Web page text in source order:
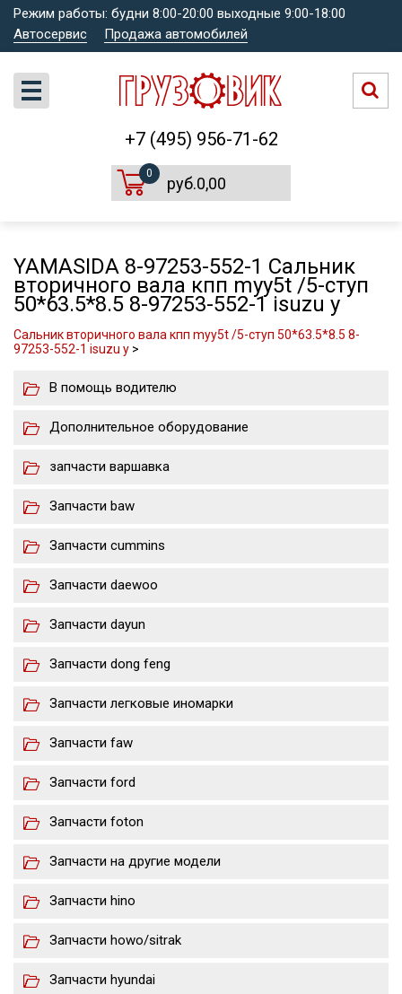
Режим работы: будни 8:00-20:00 выходные 9:00-18:00
Автосервис
Продажа автомобилей
+7 (495) 956-71-62
0
руб.0,00
YAMASIDA 8-97253-552-1 Сальник
вторичного вала кпп myy5t /5-ступ
50*63.5*8.5 8-97253-552-1 isuzu y
Сальник вторичного вала кпп myy5t /5-ступ 50*63.5*8.5 8-
97253-552-1 isuzu y >
В помощь водителю
Дополнительное оборудование
запчасти варшавка
Запчасти baw
Запчасти cummins
Запчасти daewoo
Запчасти dayun
Запчасти dong feng
Запчасти легковые иномарки
Запчасти faw
Запчасти ford
Запчасти foton
Запчасти на другие модели
Запчасти hino
Запчасти howo/sitrak
Запчасти hyundai